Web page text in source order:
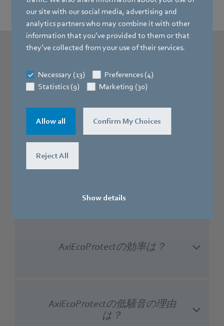
our site with our social media, advertising and
analytics partners who may combine it with other
information that you’ve provided to them or that
they’ve collected from your use of their services.
Necessary (13)
Preferences (4)
Statistics (9)
Marketing (30)
Allow all Confirm My Choices
Reject All
Show details
AxiEco Protectに関する質問と回答
AxiEcoProtectはどのように氷結
から守ることができますか？
AxiEcoProtectの効率は？
AxiEcoProtectの低騒音の理由
は？